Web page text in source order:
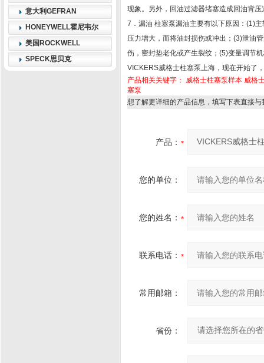
意大利GEFRAN
HONEYWELL霍尼韦尔
美国ROCKWELL
SPECK思贝克
现象。另外，回油过滤器堵塞造成回油背
7．漏油 柱塞泵漏油主要有以下原因：(1)
压力增大，而将油封损伤或冲出；(3)泄油
伤，密封垫老化或产生裂纹；(5)变量调节
VICKERS威格士柱塞泵上海，现在开始了
产品相关关键字： 威格士柱塞泵样本 威格
塞泵
想了解更详细的产品信息，填写下表直接与
产品：
您的单位：
您的姓名：
联系电话：
常用邮箱：
省份：